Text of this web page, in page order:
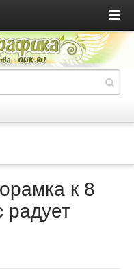
к 8
радует